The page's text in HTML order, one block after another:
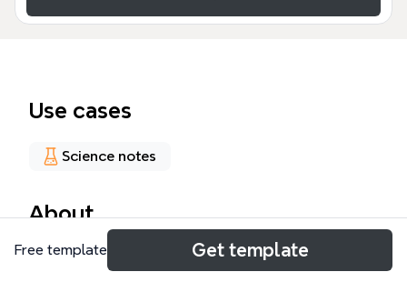
Use cases
Science notes
About
Este mapa conceptual de nivel químico de
Free template Get template